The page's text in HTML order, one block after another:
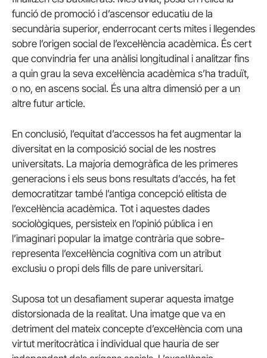
funció de promoció i d’ascensor educatiu de la
secundària superior, enderrocant certs mites i llegendes
sobre l’origen social de l’excel·lència acadèmica. És cert
que convindria fer una anàlisi longitudinal i analitzar fins
a quin grau la seva excel·lència acadèmica s’ha traduït,
o no, en ascens social. És una altra dimensió per a un
altre futur article.
En conclusió, l’equitat d’accessos ha fet augmentar la
diversitat en la composició social de les nostres
universitats. La majoria demogràfica de les primeres
generacions i els seus bons resultats d’accés, ha fet
democratitzar també l’antiga concepció elitista de
l’excel·lència acadèmica. Tot i aquestes dades
sociològiques, persisteix en l’opinió pública i en
l’imaginari popular la imatge contrària que sobre-
representa l’excel·lència cognitiva com un atribut
exclusiu o propi dels fills de pare universitari.
Suposa tot un desafiament superar aquesta imatge
distorsionada de la realitat. Una imatge que va en
detriment del mateix concepte d’excel·lència com una
virtut meritocràtica i individual que hauria de ser